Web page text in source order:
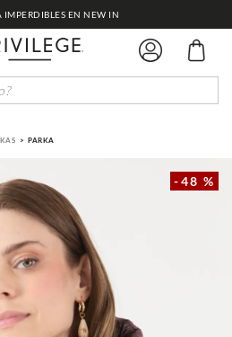
IMPERDIBLES EN NEW IN
PARKA
-48 %